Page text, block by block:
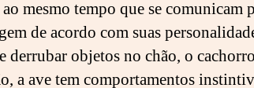
mesmo tempo que se comunicam
de acordo com suas
derrubar objetos no chão, o
a ave tem comportamentos